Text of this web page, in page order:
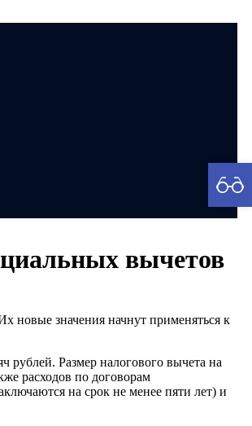
вычетов
новые значения начнут применяться к
рублей. Размер налогового вычета на
расходов по договорам
на срок не менее пяти лет) и